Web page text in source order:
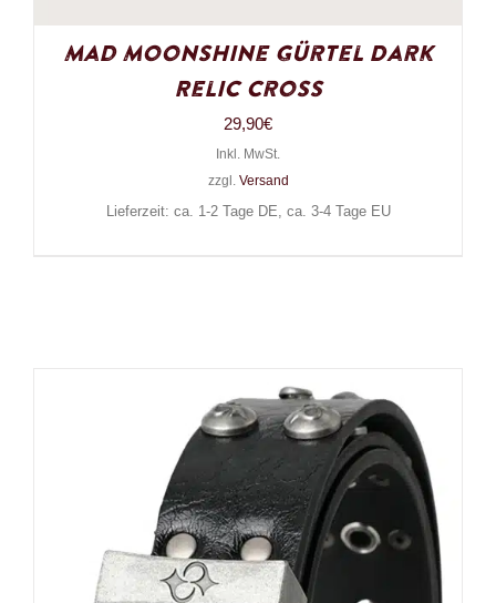
Mad Moonshine Gürtel Dark
Relic Cross
29,90€
Inkl. MwSt.
zzgl. Versand
Lieferzeit: ca. 1-2 Tage DE, ca. 3-4 Tage EU